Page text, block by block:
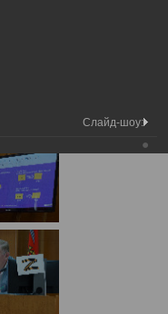
Слайд-шоу: